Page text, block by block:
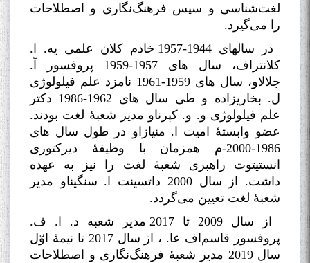
لغت‌شناسی و سپس فرهنگ‌نگاری و اصطلاحات
را می‌گیرد.
در سالهای 1944-1957 خادم کلان علمی یه. ا.
کلانتراف، سال های 1957-1959 پروفسور آ.
جلالاو، سال های 1959-1961 نامزد علم فیلولوژی
ل. بخاریزاده و طی سال های 1962-1986 دکتر
علم فیلولوژی و. و. کپرناو مدیر شعبۀ لغت بودند.
عضو وابستۀ امیت ا. منیازاو در طول سال های
1986-2000-م همزمان با وظیفۀ دیرکتوری
انستیتوت راهبری شعبۀ لغت را نیز به عهده
داشت. از سال 2000 داتسینت ا. سنگیناو مدیر
شعبۀ لغت تعیین می‌گردد.
از سال 2009 تا 2017 مدیر شعبه د. ا. ف.
پروفسور قاسم‌اف عا. ، از سال 2017 تا نیمۀ اوّل
سال 2019 مدیر شعبۀ فرهنگ‌نگاری و اصطلاحات